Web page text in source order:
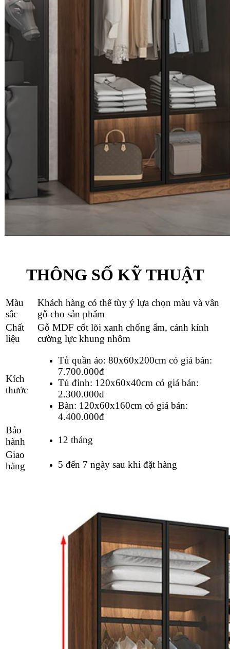
THÔNG SỐ KỸ THUẬT
Màu
sắc
Khách hàng có thể tùy ý lựa chọn màu và vân
gỗ cho sản phẩm
Chất
liệu
Gỗ MDF cốt lõi xanh chống ẩm, cánh kính
cường lực khung nhôm
Kích
thước
Tủ quần áo: 80x60x200cm có giá bán:
7.700.000đ
Tủ đỉnh: 120x60x40cm có giá bán:
2.300.000đ
Bàn: 120x60x160cm có giá bán:
4.400.000đ
Bảo
hành
12 tháng
Giao
hàng
5 đến 7 ngày sau khi đặt hàng